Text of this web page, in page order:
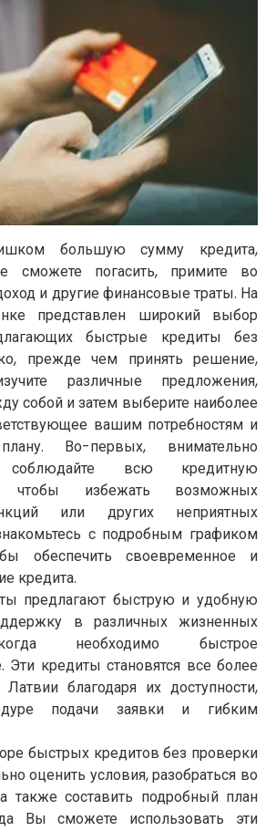
большую сумму кредита,
сможете погасить, примите во
и другие финансовые траты. На
представлен широкий выбор
быстрые кредиты без
прежде чем принять решение,
различные предложения,
собой и затем выберите наиболее
вашим потребностям и
Во-первых, внимательно
всю кредитную
чтобы избежать возможных
или других неприятных
с подробным графиком
обеспечить своевременное и
кредита.
предлагают быструю и удобную
в различных жизненных
необходимо быстрое
Эти кредиты становятся все более
благодаря их доступности,
подачи заявки и гибким
быстрых кредитов без проверки
оценить условия, разобраться во
также составить подробный план
Вы сможете использовать эти